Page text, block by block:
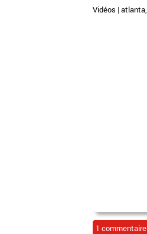
Vidéos | atlanta
1 commentaire